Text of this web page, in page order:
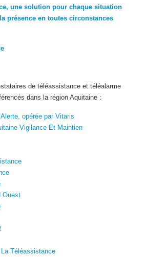
une solution pour chaque situation
présence en toutes circonstances
de téléassistance et téléalarme
dans la région Aquitaine :
opérée par Vitaris
Vigilance Et Maintien
Ouest
Téléassistance